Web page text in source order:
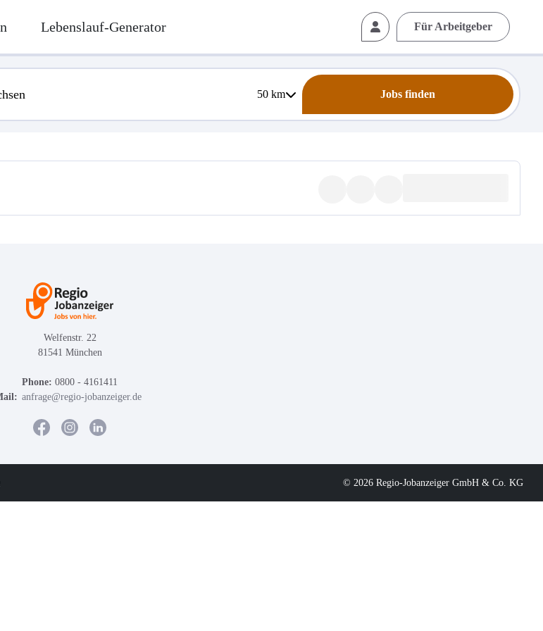
Lebenslauf-Generator Für Arbeitgeber
50km Jobs finden
Welfenstr. 22
81541 München
Phone: 0800 - 4161411
anfrage@regio-jobanzeiger.de
© 2026 Regio-Jobanzeiger GmbH & Co. KG